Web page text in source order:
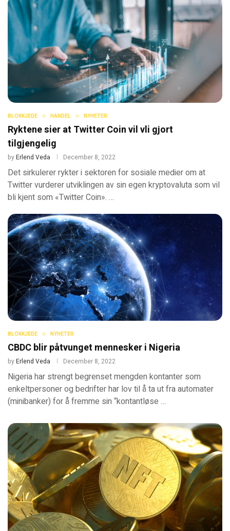
BLOKKJEDE HANDEL NYHETER
Ryktene sier at Twitter Coin vil vli gjort
tilgjengelig
byErlend Veda December 8, 2022
Det sirkulerer rykter i sektoren for sosiale medier om at
Twitter vurderer utviklingen av sin egen kryptovaluta som vil
bli kjent som «Twitter Coin». …
BLOKKJEDE NYHETER
CBDC blir påtvunget mennesker i Nigeria
byErlend Veda December 8, 2022
Nigeria har strengt begrenset mengden kontanter som
enkeltpersoner og bedrifter har lov til å ta ut fra automater
(minibanker) for å fremme sin “kontantløse …